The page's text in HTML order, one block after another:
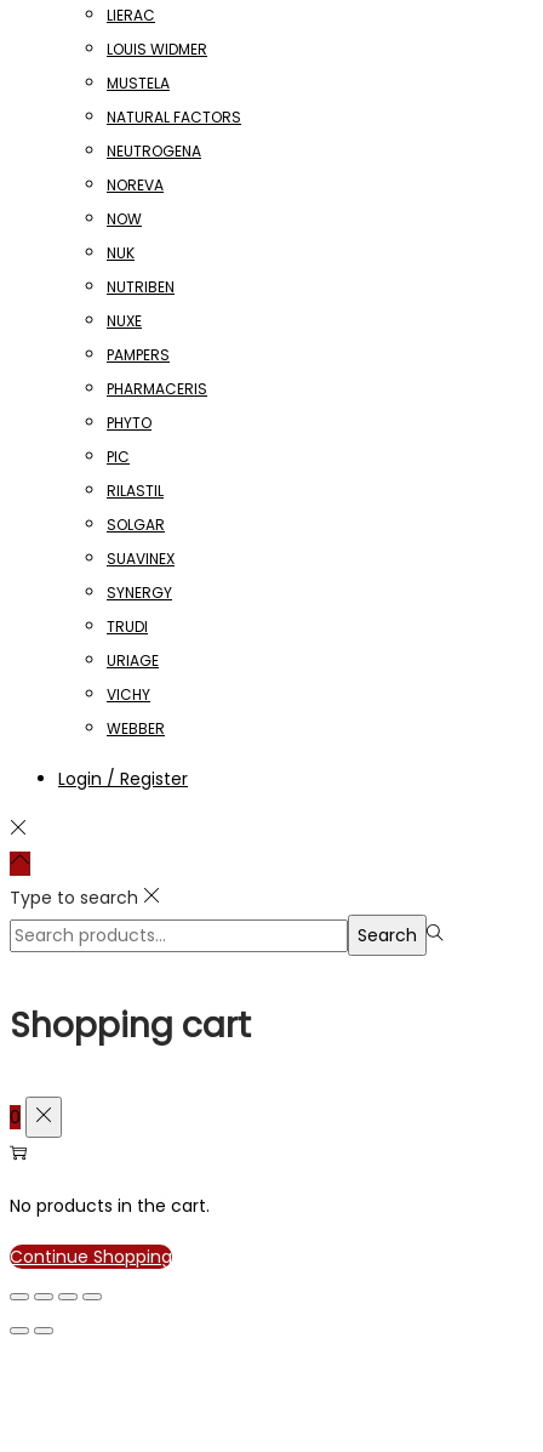
LIERAC
LOUIS WIDMER
MUSTELA
NATURAL FACTORS
NEUTROGENA
NOREVA
NOW
NUK
NUTRIBEN
NUXE
PAMPERS
PHARMACERIS
PHYTO
PIC
RILASTIL
SOLGAR
SUAVINEX
SYNERGY
TRUDI
URIAGE
VICHY
WEBBER
Login / Register
Type to search
Search
Search
Shopping cart
0
No products in the cart.
Continue Shopping